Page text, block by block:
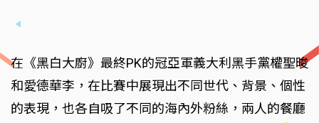
在《黑白大廚》最終PK的冠亞軍義大利黑手黨權聖晙
和愛德華李，在比賽中展現出不同世代、背景、個性
的表現，也各自吸了不同的海內外粉絲，兩人的餐廳